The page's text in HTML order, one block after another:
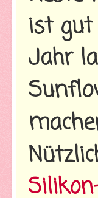
ist gut
Jahr